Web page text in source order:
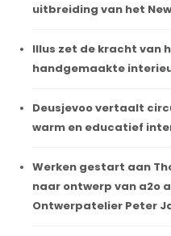
uitbreiding van het
Illus zet de kracht van
handgemaakte
Deusjevoo vertaalt
warm en educatief
Werken gestart aan
naar ontwerp van a2o
Ontwerpatelier Peter